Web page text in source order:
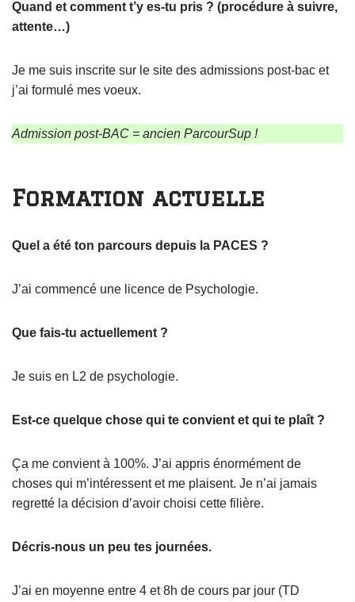
Quand et comment t’y es-tu pris ? (procédure à suivre,
attente…)
Je me suis inscrite sur le site des admissions post-bac et
j’ai formulé mes voeux.
Admission post-BAC = ancien ParcourSup !
Formation actuelle
Quel a été ton parcours depuis la PACES ?
J’ai commencé une licence de Psychologie.
Que fais-tu actuellement ?
Je suis en L2 de psychologie.
Est-ce quelque chose qui te convient et qui te plaît ?
Ça me convient à 100%. J’ai appris énormément de
choses qui m’intéressent et me plaisent. Je n’ai jamais
regretté la décision d’avoir choisi cette filière.
Décris-nous un peu tes journées.
J’ai en moyenne entre 4 et 8h de cours par jour (TD